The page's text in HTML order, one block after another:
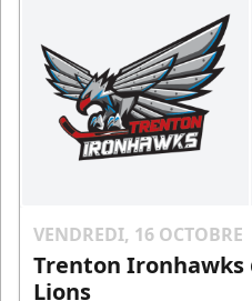
VENDREDI, 16 OCTOBRE
Trenton Ironhawks
Lions